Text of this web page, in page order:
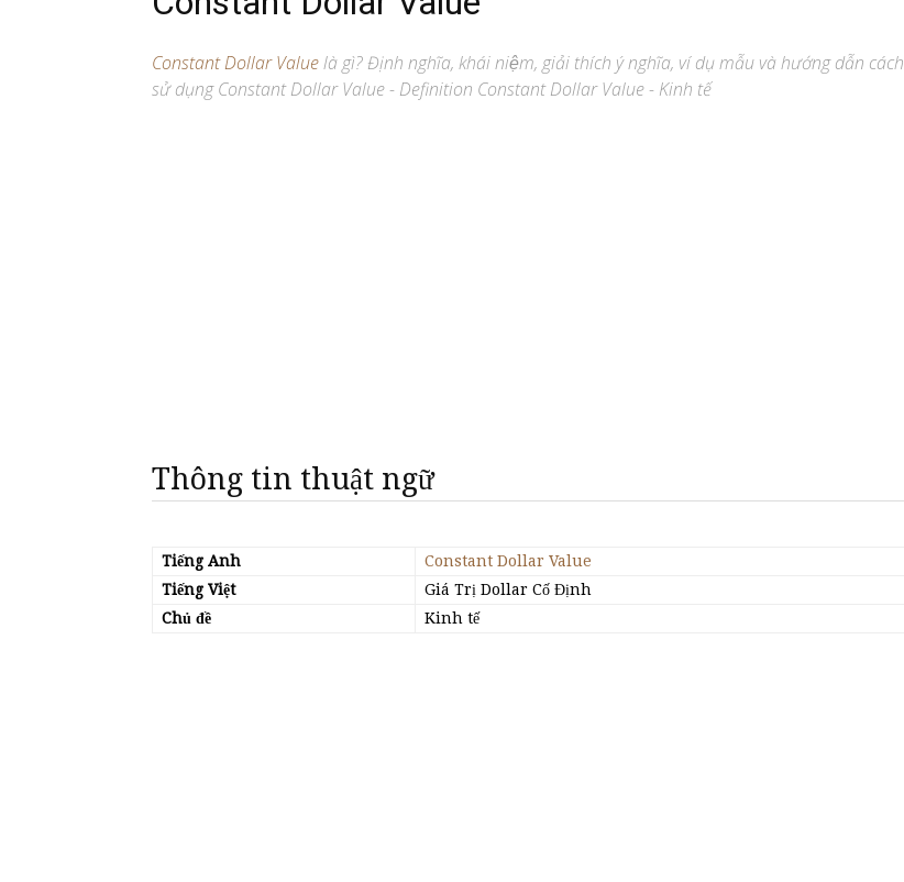
Constant Dollar Valuelà gì? Định nghĩa, khái niệm, giải thích ý nghĩa, ví dụ mẫu và hướng dẫn cách
sử dụng Constant Dollar Value - Definition Constant Dollar Value - Kinh tế
Thông tin thuật ngữ
Tiếng Anh
Constant Dollar Value
Tiếng Việt
Giá Trị Dollar Cố Định
Chủ đề
Kinh tế